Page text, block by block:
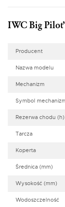
IWC Big
Producent
Nazwa modelu
Mechanizm
Symbol
Rezerwa chodu (h)
Tarcza
Koperta
Średnica (mm)
Wysokość (mm)
Wodoszczelność